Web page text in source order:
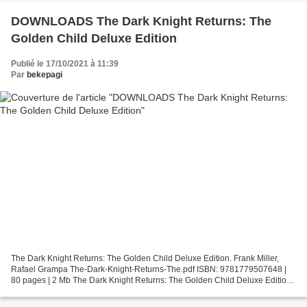
DOWNLOADS The Dark Knight Returns: The
Golden Child Deluxe Edition
Publié le 17/10/2021 à 11:39
Par bekepagi
The Dark Knight Returns: The Golden Child Deluxe Edition. Frank Miller,
Rafael Grampa The-Dark-Knight-Returns-The.pdf ISBN: 9781779507648 |
80 pages | 2 Mb The Dark Knight Returns: The Golden Child Deluxe Edition